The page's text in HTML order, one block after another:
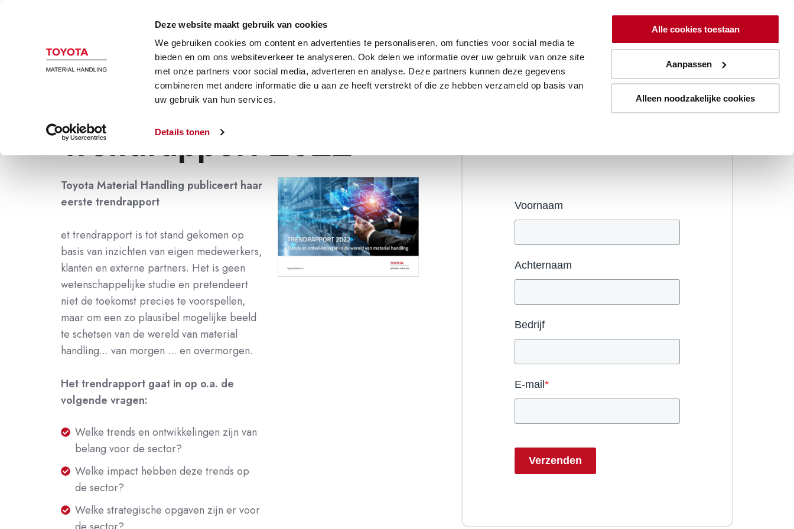
Deze website maakt gebruik van cookies
We gebruiken cookies om content en advertenties te personaliseren, om functies voor social media te
bieden en om ons websiteverkeer te analyseren. Ook delen we informatie over uw gebruik van onze site
met onze partners voor social media, adverteren en analyse. Deze partners kunnen deze gegevens
combineren met andere informatie die u aan ze heeft verstrekt of die ze hebben verzameld op basis van
uw gebruik van hun services.
Details tonen
Alle cookies toestaan
Aanpassen
Alleen noodzakelijke cookies
toyota-forklifts.nl
Trendrapport 2022
Toyota Material Handling publiceert haar
eerste trendrapport
et trendrapport is tot stand gekomen op
basis van inzichten van eigen medewerkers,
klanten en externe partners. Het is geen
wetenschappelijke studie en pretendeert
niet de toekomst precies te voorspellen,
maar om een zo plausibel mogelijke beeld
te schetsen van de wereld van material
handling... van morgen ... en overmorgen.
Het trendrapport gaat in op o.a. de
volgende vragen:
Welke trends en ontwikkelingen zijn van
belang voor de sector?
Welke
trends
en
ontwikkelingen
van
Welke impact hebben deze trends op
de sector?
Welke
impact
hebben
deze
Welke strategische opgaven zijn er voor
Welke
strategische
Voornaam
Achternaam
Bedrijf
E-mail *
Verzenden